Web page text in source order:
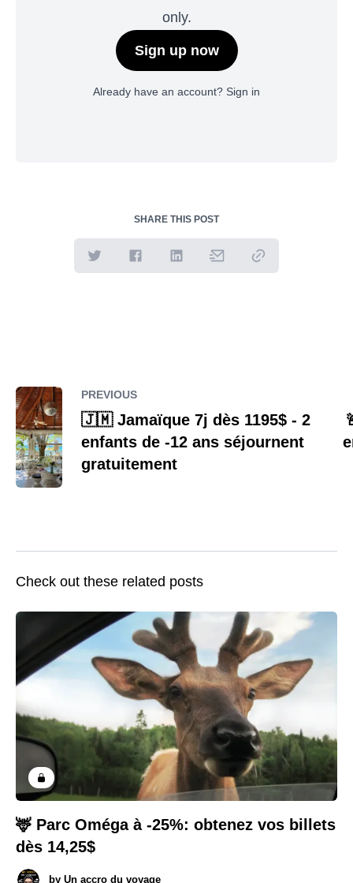
only.
Sign up now
Already have an account? Sign in
SHARE THIS POST
PREVIOUS
🇯🇲 Jamaïque 7j dès 1195$ - 2
enfants de -12 ans séjournent
gratuitement
Check out these related posts
🦌 Parc Oméga à -25%: obtenez vos billets
dès 14,25$
by Un accro du voyage